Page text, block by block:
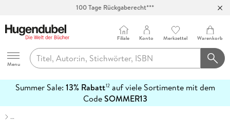
100 Tage Rückgaberecht***
Hugendubel
Menu
Filiale Konto Merkzettel Warenkorb
Summer Sale: 13% Rabatt12auf viele Sortimente mit dem
CodeSOMMER13
erfahren
…